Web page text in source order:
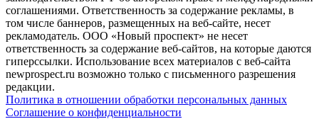
соглашениями. Ответственность за содержание рекламы, в
том числе баннеров, размещенных на веб-сайте, несет
рекламодатель. ООО «Новый проспект» не несет
ответственность за содержание веб-сайтов, на которые даются
гиперссылки. Использование всех материалов с веб-сайта
newprospect.ru возможно только с письменного разрешения
редакции.
Политика в отношении обработки персональных данных
Соглашение о конфиденциальности